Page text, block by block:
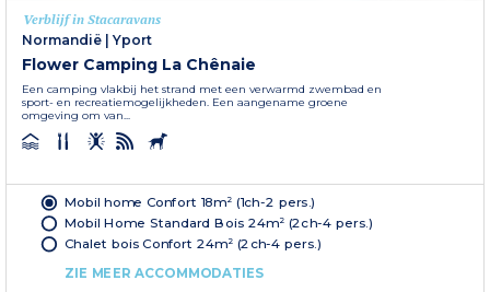
Verblijf in Stacaravans
Normandië
Yport
Flower Camping La Chênaie
Een camping vlakbij het strand met een verwarmd zwembad en
sport- en recreatiemogelijkheden. Een aangename groene
omgeving om van...
Mobil home Confort 18m² (1ch-2 pers.)
Mobil Home Standard Bois 24m² (2ch-4 pers.)
Chalet bois Confort 24m² (2ch-4 pers.)
ZIE MEER ACCOMMODATIES